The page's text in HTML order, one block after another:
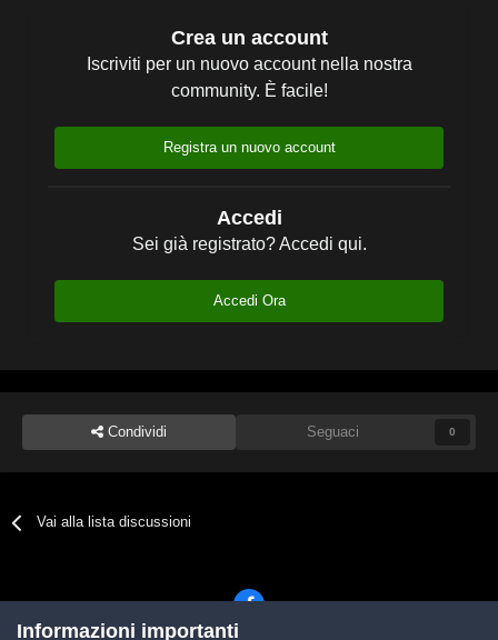
Crea un account
Iscriviti per un nuovo account nella nostra
community. È facile!
Registra un nuovo account
Accedi
Sei già registrato? Accedi qui.
Accedi Ora
Condividi Seguaci 0
Vai alla lista discussioni
Informazioni importanti